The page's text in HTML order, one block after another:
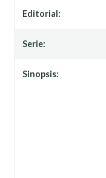
Editorial:
Serie:
Sinopsis: